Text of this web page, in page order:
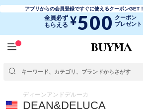
アプリからの会員登録ですぐに使えるクーポンGET！
全員必ず
もらえる ¥500 クーポン
プレゼント
ディーンアンドデルーカ
DEAN&DELUCA